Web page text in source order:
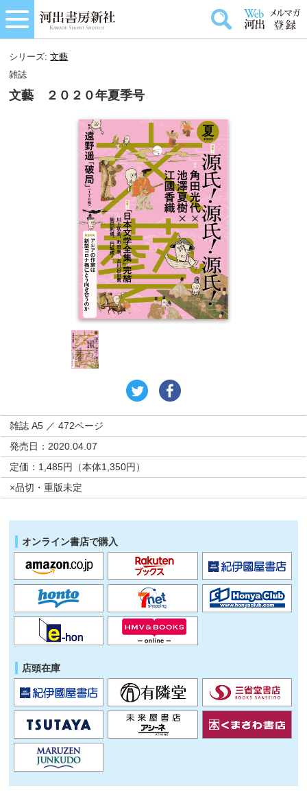
シリーズ:文藝
雑誌
文藝 ２０２０年夏季号
雑誌 A5 ／ 472ページ
発売日：2020.04.07
定価：1,485円（本体1,350円）
×品切・重版未定
オンライン書店で購入
店頭在庫